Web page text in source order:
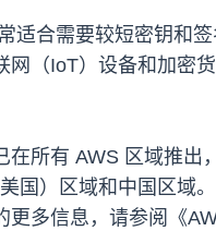
适合需要较短密钥和
网（IoT）设备和加密
在所有 AWS 区域推出
国）区域和中国区域
更多信息，请参阅《